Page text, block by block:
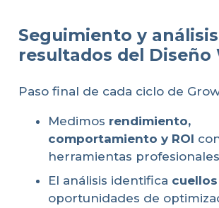
Seguimiento y
resultados del Diseño
Paso final de cada ciclo de
Medimos rendimiento,
comportamiento y ROI
herramientas
El análisis identifica
oportunidades de